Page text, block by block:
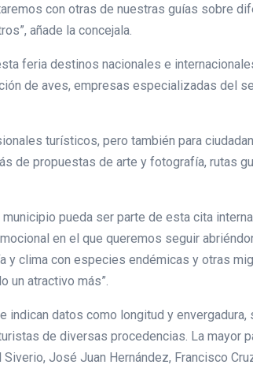
con otras de nuestras guías sobre
añade la concejala.
feria destinos nacionales e
de aves, empresas especializadas del
turísticos, pero también para
de propuestas de arte y fotografía, rutas
pueda ser parte de esta cita
en el que queremos seguir
y clima con especies endémicas y otras
un atractivo más”.
indican datos como longitud y
de diversas procedencias. La mayor
José Juan Hernández, Francisco